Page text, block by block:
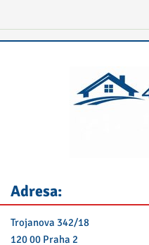
Adresa:
Trojanova 342/18
120 00 Praha 2